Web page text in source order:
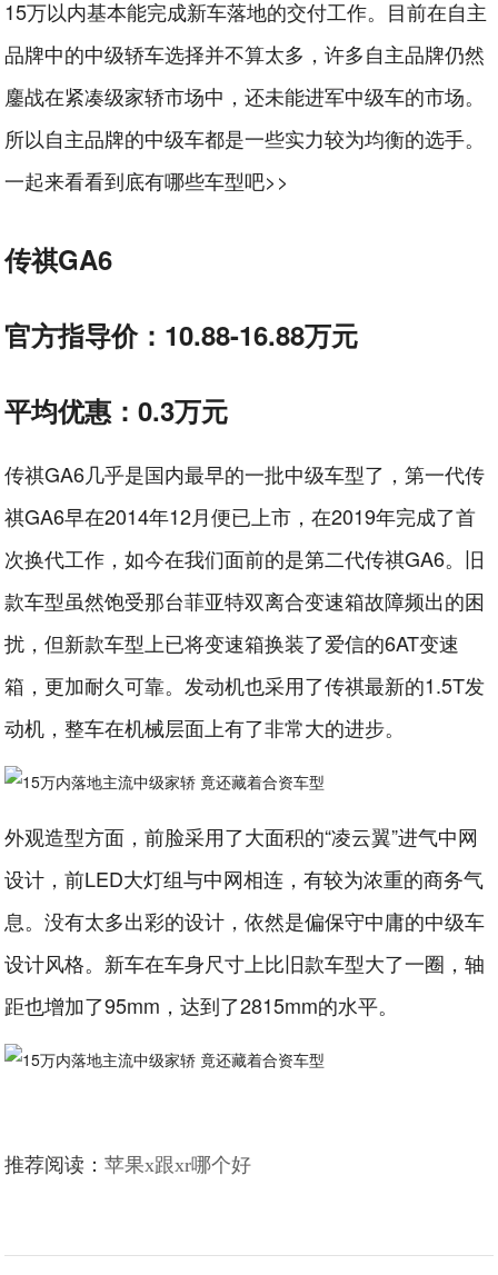
15万以内基本能完成新车落地的交付工作。目前在自主
品牌中的中级轿车选择并不算太多，许多自主品牌仍然
鏖战在紧凑级家轿市场中，还未能进军中级车的市场。
所以自主品牌的中级车都是一些实力较为均衡的选手。
一起来看看到底有哪些车型吧>>
传祺GA6
官方指导价：10.88-16.88万元
平均优惠：0.3万元
传祺GA6几乎是国内最早的一批中级车型了，第一代传
祺GA6早在2014年12月便已上市，在2019年完成了首
次换代工作，如今在我们面前的是第二代传祺GA6。旧
款车型虽然饱受那台菲亚特双离合变速箱故障频出的困
扰，但新款车型上已将变速箱换装了爱信的6AT变速
箱，更加耐久可靠。发动机也采用了传祺最新的1.5T发
动机，整车在机械层面上有了非常大的进步。
外观造型方面，前脸采用了大面积的“凌云翼”进气中网
设计，前LED大灯组与中网相连，有较为浓重的商务气
息。没有太多出彩的设计，依然是偏保守中庸的中级车
设计风格。新车在车身尺寸上比旧款车型大了一圈，轴
距也增加了95mm，达到了2815mm的水平。
推荐阅读：苹果x跟xr哪个好